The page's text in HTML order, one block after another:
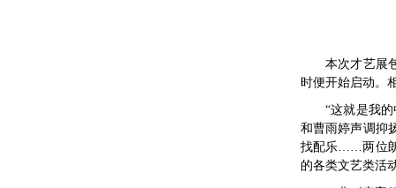
本次才艺展
时便开始启动。
“这就是我
和曹雨婷声调抑
找配乐……两位朗
的各类文艺类活